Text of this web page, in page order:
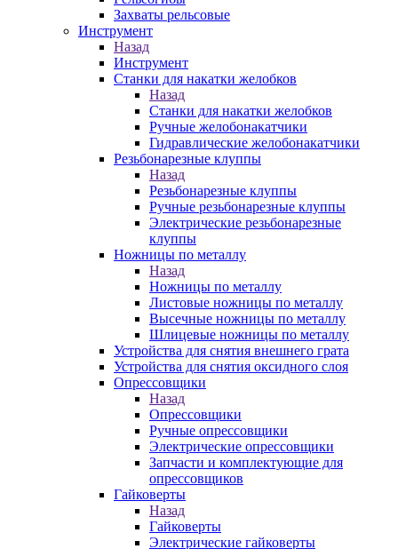
Захваты рельсовые
Инструмент
Назад
Инструмент
Станки для накатки желобков
Назад
Станки для накатки желобков
Ручные желобонакатчики
Гидравлические желобонакатчики
Резьбонарезные клуппы
Назад
Резьбонарезные клуппы
Ручные резьбонарезные клуппы
Электрические резьбонарезные
клуппы
Ножницы по металлу
Назад
Ножницы по металлу
Листовые ножницы по металлу
Высечные ножницы по металлу
Шлицевые ножницы по металлу
Устройства для снятия внешнего грата
Устройства для снятия оксидного слоя
Опрессовщики
Назад
Опрессовщики
Ручные опрессовщики
Электрические опрессовщики
Запчасти и комплектующие для
опрессовщиков
Гайковерты
Назад
Гайковерты
Электрические гайковерты